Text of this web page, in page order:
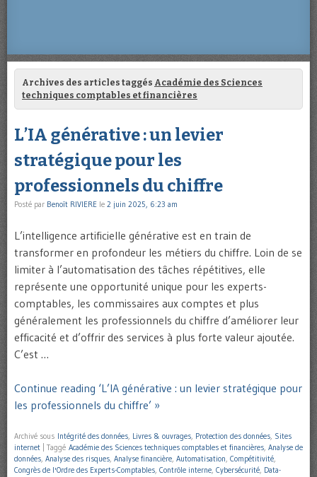
Archives des articles taggés Académie des Sciences
techniques comptables et financières
L’IA générative : un levier
stratégique pour les
professionnels du chiffre
Posté par Benoît RIVIERE le 2 juin 2025, 6:23 am
L’intelligence artificielle générative est en train de
transformer en profondeur les métiers du chiffre. Loin de se
limiter à l’automatisation des tâches répétitives, elle
représente une opportunité unique pour les experts-
comptables, les commissaires aux comptes et plus
généralement les professionnels du chiffre d’améliorer leur
efficacité et d’offrir des services à plus forte valeur ajoutée.
C’est …
Continue reading ‘L’IA générative : un levier stratégique pour
les professionnels du chiffre’ »
Archivé sous Intégrité des données, Livres & ouvrages, Protection des données, Sites
internet
Taggé Académie des Sciences techniques comptables et financières, Analyse de
données, Analyse des risques, Analyse financière, Automatisation, Compétitivité,
Congrès de l'Ordre des Experts-Comptables, Contrôle interne, Cybersécurité, Data-